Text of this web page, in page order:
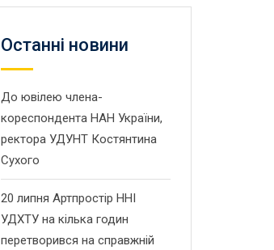
Останнi новини
До ювілею члена-
кореспондента НАН України,
ректора УДУНТ Костянтина
Сухого
20 липня Артпростір ННІ
УДХТУ на кілька годин
перетворився на справжній